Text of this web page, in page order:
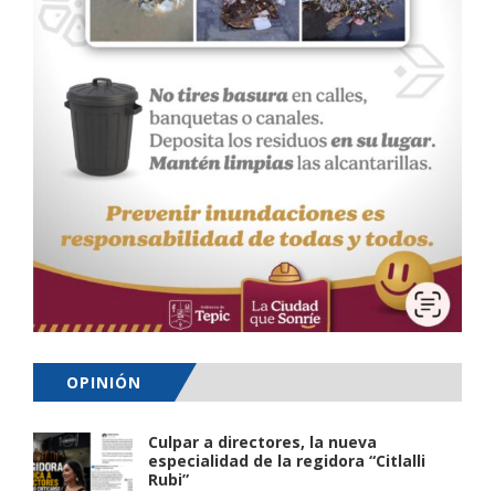
OPINIÓN
Culpar a directores, la nueva
especialidad de la regidora “Citlalli
Rubi”